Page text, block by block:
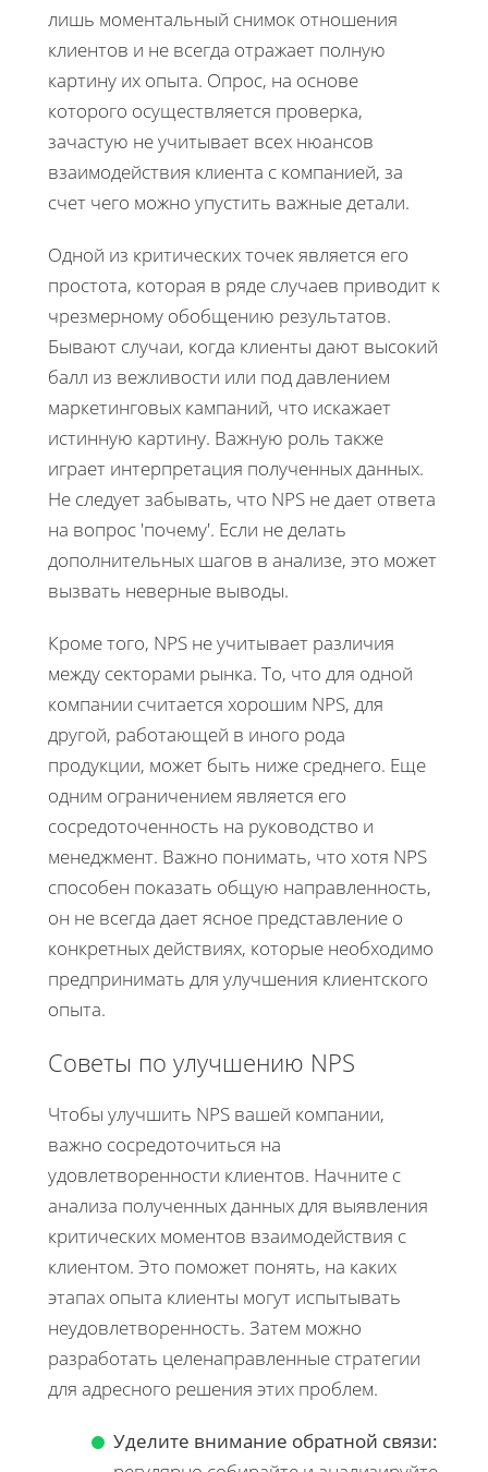
лишь моментальный снимок отношения
клиентов и не всегда отражает полную
картину их опыта. Опрос, на основе
которого осуществляется проверка,
зачастую не учитывает всех нюансов
взаимодействия клиента с компанией, за
счет чего можно упустить важные детали.
Одной из критических точек является его
простота, которая в ряде случаев приводит к
чрезмерному обобщению результатов.
Бывают случаи, когда клиенты дают высокий
балл из вежливости или под давлением
маркетинговых кампаний, что искажает
истинную картину. Важную роль также
играет интерпретация полученных данных.
Не следует забывать, что NPS не дает ответа
на вопрос 'почему'. Если не делать
дополнительных шагов в анализе, это может
вызвать неверные выводы.
Кроме того, NPS не учитывает различия
между секторами рынка. То, что для одной
компании считается хорошим NPS, для
другой, работающей в иного рода
продукции, может быть ниже среднего. Еще
одним ограничением является его
сосредоточенность на руководство и
менеджмент. Важно понимать, что хотя NPS
способен показать общую направленность,
он не всегда дает ясное представление о
конкретных действиях, которые необходимо
предпринимать для улучшения клиентского
опыта.
Советы по улучшению NPS
Чтобы улучшить NPS вашей компании,
важно сосредоточиться на
удовлетворенности клиентов. Начните с
анализа полученных данных для выявления
критических моментов взаимодействия с
клиентом. Это поможет понять, на каких
этапах опыта клиенты могут испытывать
неудовлетворенность. Затем можно
разработать целенаправленные стратегии
для адресного решения этих проблем.
Уделите внимание обратной связи: